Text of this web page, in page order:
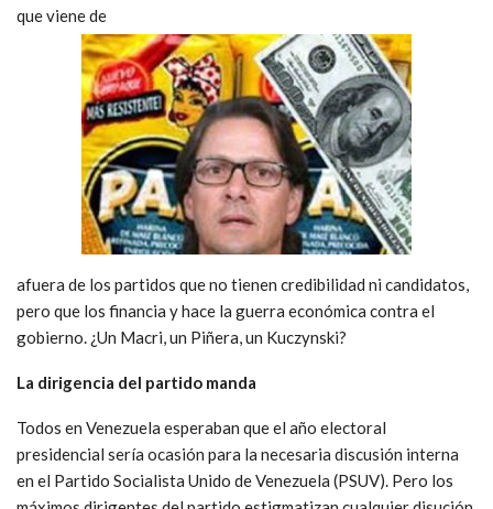
que viene de
afuera de los partidos que no tienen credibilidad ni candidatos,
pero que los financia y hace la guerra económica contra el
gobierno. ¿Un Macri, un Piñera, un Kuczynski?
La dirigencia del partido manda
Todos en Venezuela esperaban que el año electoral
presidencial sería ocasión para la necesaria discusión interna
en el Partido Socialista Unido de Venezuela (PSUV). Pero los